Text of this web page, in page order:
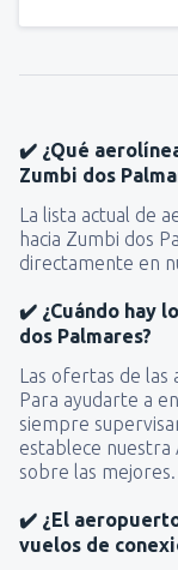
✔️ ¿Qué
Zumbi dos
La lista actual de
hacia Zumbi dos
directamente en
✔️ ¿Cuándo hay
dos Palmares?
Las ofertas de las
Para ayudarte a
siempre
establece
sobre las mejores.
✔️ ¿El
vuelos de